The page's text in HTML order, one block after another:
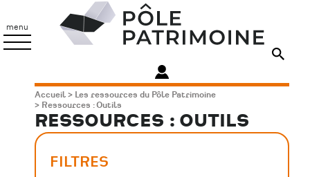
contenu
principal
menu
Patrimoine
Fil
d'Ariane
Accueil
Les ressources du Pôle Patrimoine
Ressources : Outils
RESSOURCES : OUTILS
FILTRES